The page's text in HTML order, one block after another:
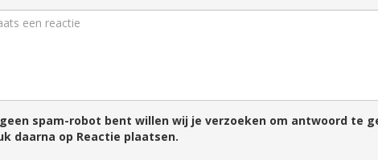
spam-robot bent willen wij je verzoeken om antwoord te
daarna op Reactie plaatsen.